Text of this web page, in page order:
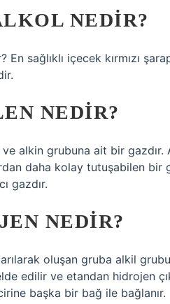
NEDIR?
En sağlıklı içecek kırmızı
NEDIR?
alkin grubuna ait bir gazdır.
daha kolay tutuşabilen bir
gazdır.
NEDIR?
oluşan gruba alkil
edilir ve etandan hidrojen
başka bir bağ ile bağlanır.